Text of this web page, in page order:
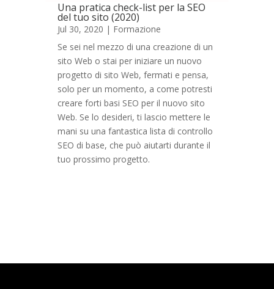
Una pratica check-list per la SEO
del tuo sito (2020)
Jul 30, 2020 | Formazione
Se sei nel mezzo di una creazione di un
sito Web o stai per iniziare un nuovo
progetto di sito Web, fermati e pensa,
solo per un momento, a come potresti
creare forti basi SEO per il nuovo sito
Web. Se lo desideri, ti lascio mettere le
mani su una fantastica lista di controllo
SEO di base, che può aiutarti durante il
tuo prossimo progetto.